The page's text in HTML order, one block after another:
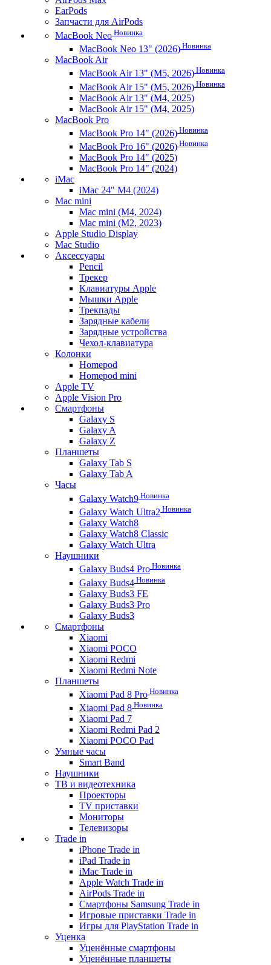
EarPods
Запчасти для AirPods
MacBook Neo Новинка
MacBook Neo 13" (2026) Новинка
MacBook Air
MacBook Air 13" (M5, 2026) Новинка
MacBook Air 15" (M5, 2026) Новинка
MacBook Air 13" (M4, 2025)
MacBook Air 15" (M4, 2025)
MacBook Pro
MacBook Pro 14" (2026) Новинка
MacBook Pro 16" (2026) Новинка
MacBook Pro 14" (2025)
MacBook Pro 14" (2024)
iMac
iMac 24" M4 (2024)
Mac mini
Mac mini (M4, 2024)
Mac mini (M2, 2023)
Apple Studio Display
Mac Studio
Аксессуары
Pencil
Трекер
Клавиатуры Apple
Мышки Apple
Трекпады
Зарядные кабели
Зарядные устройства
Чехол-клавиатура
Колонки
Homepod
Homepod mini
Apple TV
Apple Vision Pro
Смартфоны
Galaxy S
Galaxy A
Galaxy Z
Планшеты
Galaxy Tab S
Galaxy Tab A
Часы
Galaxy Watch9 Новинка
Galaxy Watch Ultra2 Новинка
Galaxy Watch8
Galaxy Watch8 Classic
Galaxy Watch Ultra
Наушники
Galaxy Buds4 Pro Новинка
Galaxy Buds4 Новинка
Galaxy Buds3 FE
Galaxy Buds3 Pro
Galaxy Buds3
Смартфоны
Xiaomi
Xiaomi POCO
Xiaomi Redmi
Xiaomi Redmi Note
Планшеты
Xiaomi Pad 8 Pro Новинка
Xiaomi Pad 8 Новинка
Xiaomi Pad 7
Xiaomi Redmi Pad 2
Xiaomi POCO Pad
Умные часы
Smart Band
Наушники
ТВ и видеотехника
Проекторы
TV приставки
Мониторы
Телевизоры
Trade in
iPhone Trade in
iPad Trade in
iMac Trade in
Apple Watch Trade in
AirPods Trade in
Смартфоны Samsung Trade in
Игровые приставки Trade in
Игры для PlayStation Trade in
Уценка
Уценённые смартфоны
Уценённые планшеты